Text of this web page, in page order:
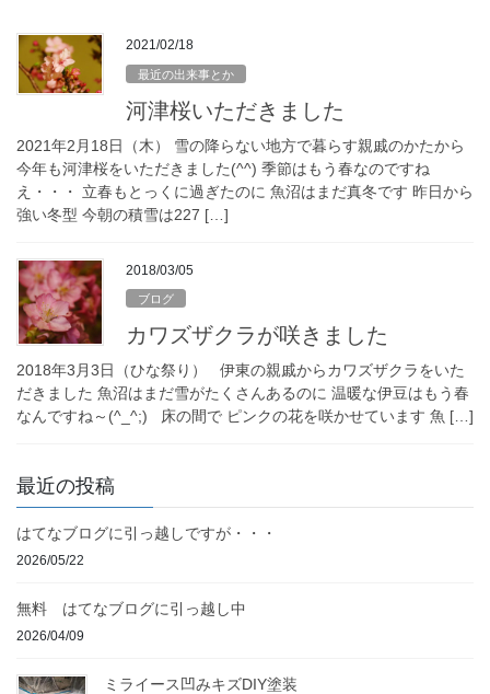
2021/02/18
最近の出来事とか
河津桜いただきました
2021年2月18日（木） 雪の降らない地方で暮らす親戚のかたから
今年も河津桜をいただきました(^^) 季節はもう春なのですね
え・・・ 立春もとっくに過ぎたのに 魚沼はまだ真冬です 昨日から
強い冬型 今朝の積雪は227 […]
2018/03/05
ブログ
カワズザクラが咲きました
2018年3月3日（ひな祭り） 伊東の親戚からカワズザクラをいた
だきました 魚沼はまだ雪がたくさんあるのに 温暖な伊豆はもう春
なんですね～(^_^;) 床の間で ピンクの花を咲かせています 魚 […]
最近の投稿
はてなブログに引っ越しですが・・・
2026/05/22
無料 はてなブログに引っ越し中
2026/04/09
ミライース凹みキズDIY塗装